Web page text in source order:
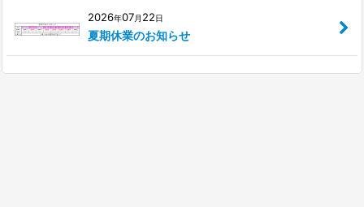
2026年07月 22日
夏期休業のお知らせ